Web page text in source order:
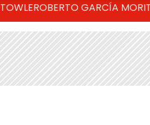
ROBERTO GARCÍA